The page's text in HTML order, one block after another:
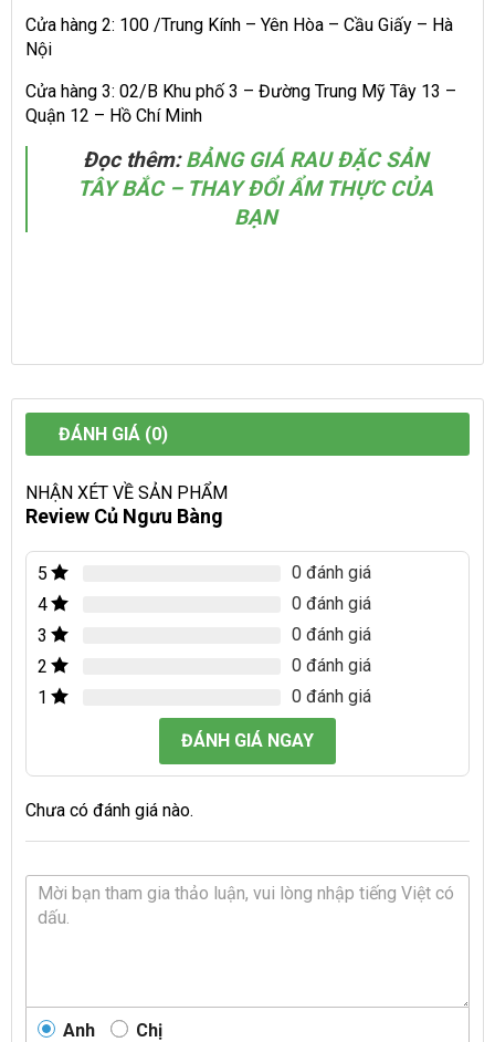
Cửa hàng 2: 100 /Trung Kính – Yên Hòa – Cầu Giấy – Hà
Nội
Cửa hàng 3: 02/B Khu phố 3 – Đường Trung Mỹ Tây 13 –
Quận 12 – Hồ Chí Minh
Đọc thêm:BẢNG GIÁ RAU ĐẶC SẢN
TÂY BẮC – THAY ĐỔI ẨM THỰC CỦA
BẠN
ĐÁNH GIÁ (0)
NHẬN XÉT VỀ SẢN PHẨM
Review Củ Ngưu Bàng
5
0 đánh giá
4
0 đánh giá
3
0 đánh giá
2
0 đánh giá
1
0 đánh giá
ĐÁNH GIÁ NGAY
Chưa có đánh giá nào.
Anh Chị